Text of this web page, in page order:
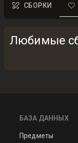
СБОРКИ
Любимые
БАЗА ДАННЫХ
Предметы